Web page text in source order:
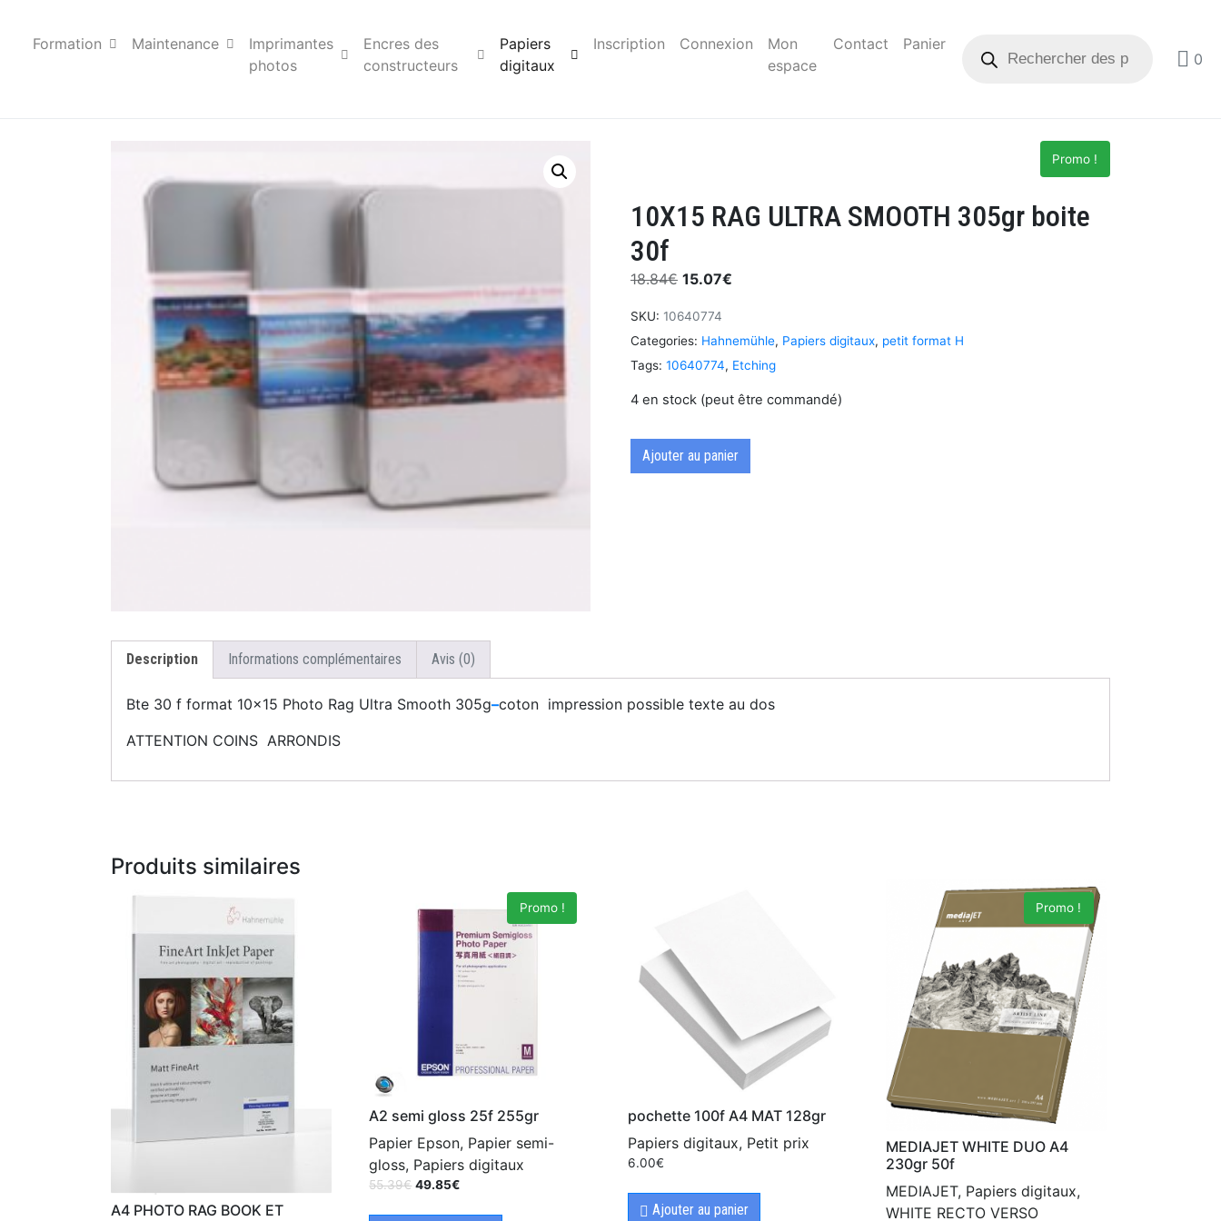
Formation Maintenance
Imprimantes
photos
Encres des
constructeurs
Papiers
digitaux
Inscription Connexion
Mon
espace
Contact
Panier
0
Promo !
10X15 RAG ULTRA SMOOTH 305gr boite
30f
18.84€ 15.07€
SKU: 10640774
Categories: Hahnemühle, Papiers digitaux, petit format H
Tags: 10640774, Etching
4 en stock (peut être commandé)
Ajouter au panier
Description Informations complémentaires Avis (0)
Bte 30 f format 10×15 Photo Rag Ultra Smooth 305g–coton impression possible texte au dos
ATTENTION COINS ARRONDIS
Produits similaires
A4 PHOTO RAG BOOK ET
Promo !
A2 semi gloss 25f 255gr
Papier Epson, Papier semi-
gloss, Papiers digitaux
55.39€ 49.85€
pochette 100f A4 MAT 128gr
Papiers digitaux, Petit prix
6.00€
Ajouter au panier
Promo !
MEDIAJET WHITE DUO A4
230gr 50f
MEDIAJET, Papiers digitaux,
WHITE RECTO VERSO